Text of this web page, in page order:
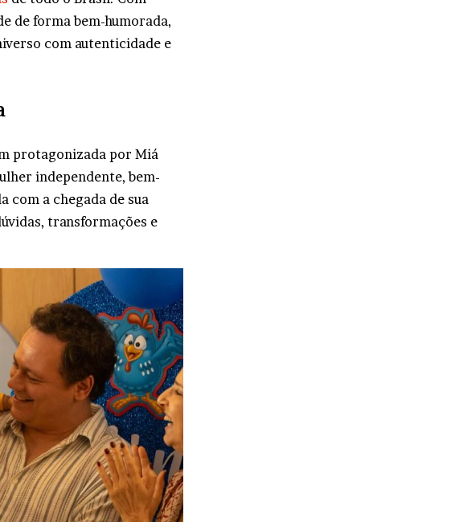
de forma bem-humorada,
com autenticidade e
protagonizada por Miá
independente, bem-
com a chegada de sua
transformações e